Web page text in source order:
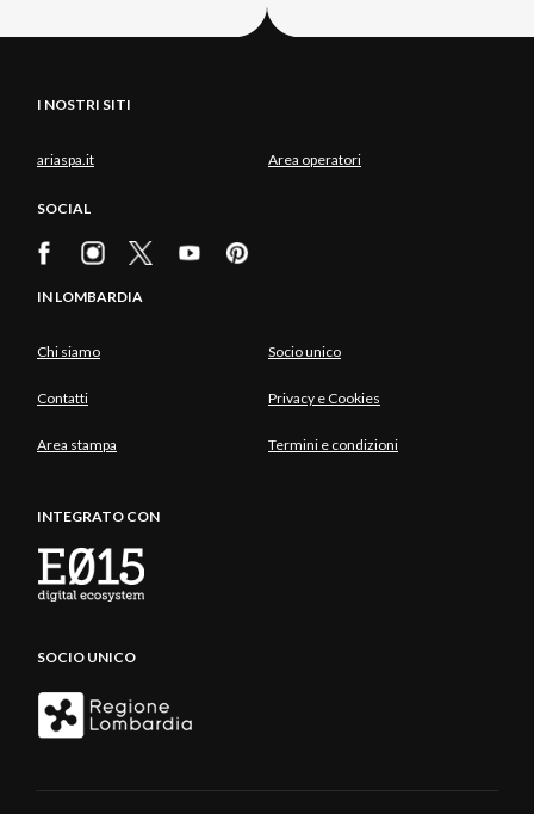
I NOSTRI SITI
ariaspa.it Area operatori
SOCIAL
IN LOMBARDIA
Chi siamo Socio unico
Contatti Privacy e Cookies
Area stampa Termini e condizioni
INTEGRATO CON
SOCIO UNICO